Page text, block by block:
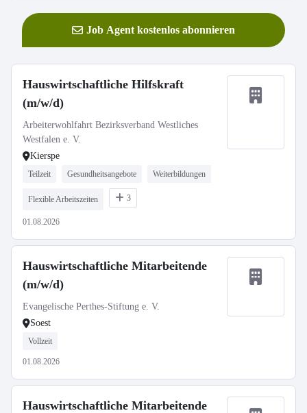
Job Agent kostenlos abonnieren
Hauswirtschaftliche Hilfskraft
(m/w/d)
Arbeiterwohlfahrt Bezirksverband Westliches
Westfalen e. V.
Kierspe
Teilzeit Gesundheitsangebote Weiterbildungen
Flexible Arbeitszeiten 3
01.08.2026
Hauswirtschaftliche Mitarbeitende
(m/w/d)
Evangelische Perthes-Stiftung e. V.
Soest
Vollzeit
01.08.2026
Hauswirtschaftliche Mitarbeitende